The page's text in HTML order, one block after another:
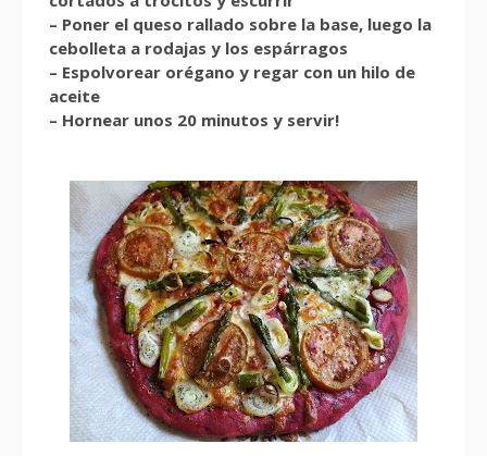
– Poner el queso rallado sobre la base, luego la
cebolleta a rodajas y los espárragos
– Espolvorear orégano y regar con un hilo de
aceite
– Hornear unos 20 minutos y servir!